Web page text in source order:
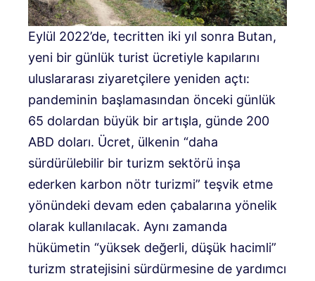
Eylül 2022’de, tecritten iki yıl sonra Butan,
yeni bir günlük turist ücretiyle kapılarını
uluslararası ziyaretçilere yeniden açtı:
pandeminin başlamasından önceki günlük
65 dolardan büyük bir artışla, günde 200
ABD doları. Ücret, ülkenin “daha
sürdürülebilir bir turizm sektörü inşa
ederken karbon nötr turizmi” teşvik etme
yönündeki devam eden çabalarına yönelik
olarak kullanılacak. Aynı zamanda
hükümetin “yüksek değerli, düşük hacimli”
turizm stratejisini sürdürmesine de yardımcı